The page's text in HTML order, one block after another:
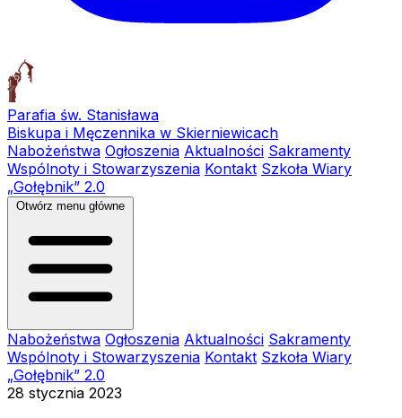
Parafia św. Stanisława
Biskupa i Męczennika w Skierniewicach
Nabożeństwa Ogłoszenia Aktualności Sakramenty
Wspólnoty i Stowarzyszenia Kontakt Szkoła Wiary
„Gołębnik” 2.0
Otwórz menu główne
Nabożeństwa Ogłoszenia Aktualności Sakramenty
Wspólnoty i Stowarzyszenia Kontakt Szkoła Wiary
„Gołębnik” 2.0
28 stycznia 2023